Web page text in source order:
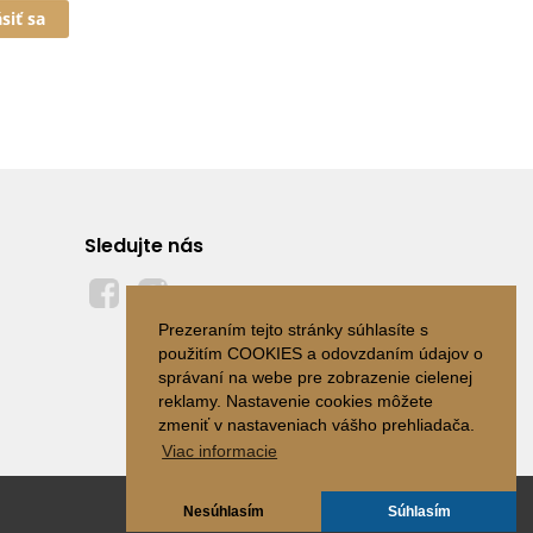
Prezeraním tejto stránky súhlasíte s
použitím COOKIES a odovzdaním údajov o
správaní na webe pre zobrazenie cielenej
reklamy. Nastavenie cookies môžete
zmeniť v nastaveniach vášho prehliadača.
Viac informacie
Nesúhlasím Súhlasím
sa
Sledujte nás